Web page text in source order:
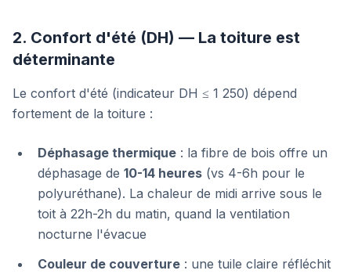
2. Confort d'été (DH) — La toiture est
déterminante
Le confort d'été (indicateur DH ≤ 1 250) dépend
fortement de la toiture :
Déphasage thermique : la fibre de bois offre un
déphasage de 10-14 heures (vs 4-6h pour le
polyuréthane). La chaleur de midi arrive sous le
toit à 22h-2h du matin, quand la ventilation
nocturne l'évacue
Couleur de couverture : une tuile claire réfléchit